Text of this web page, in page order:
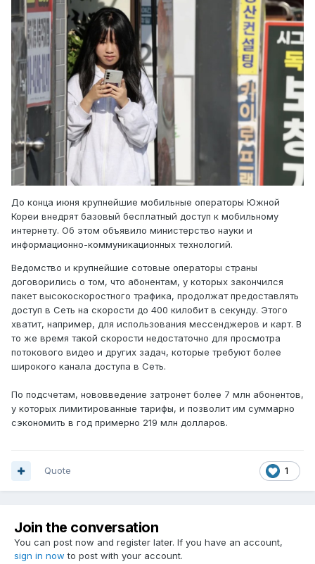
До конца июня крупнейшие мобильные операторы Южной
Кореи внедрят базовый бесплатный доступ к мобильному
интернету. Об этом объявило министерство науки и
информационно-коммуникационных технологий.
Ведомство и крупнейшие сотовые операторы страны
договорились о том, что абонентам, у которых закончился
пакет высокоскоростного трафика, продолжат предоставлять
доступ в Сеть на скорости до 400 килобит в секунду. Этого
хватит, например, для использования мессенджеров и карт. В
то же время такой скорости недостаточно для просмотра
потокового видео и других задач, которые требуют более
широкого канала доступа в Сеть.
По подсчетам, нововведение затронет более 7 млн абонентов,
у которых лимитированные тарифы, и позволит им суммарно
сэкономить в год примерно 219 млн долларов.
1
Quote
Join the conversation
You can post now and register later. If you have an account,
sign in now to post with your account.